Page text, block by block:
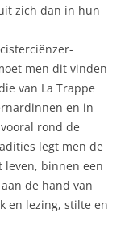
zich dan in hun
men dit vinden
van La Trappe
en in
rond de
legt men de
leven, binnen een
de hand van
en lezing, stilte en